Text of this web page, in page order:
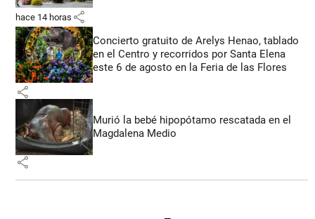
hace 14 horas share
Concierto gratuito de Arelys Henao, tablado
en el Centro y recorridos por Santa Elena
este 6 de agosto en la Feria de las Flores
share
Murió la bebé hipopótamo rescatada en el
Magdalena Medio
share